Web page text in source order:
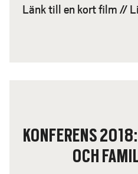
Länk till en kort film //
KONFERENS
OCH